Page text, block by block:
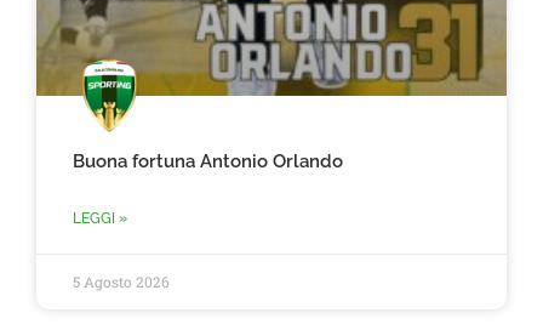
Buona fortuna Antonio Orlando
LEGGI »
5 Agosto 2026